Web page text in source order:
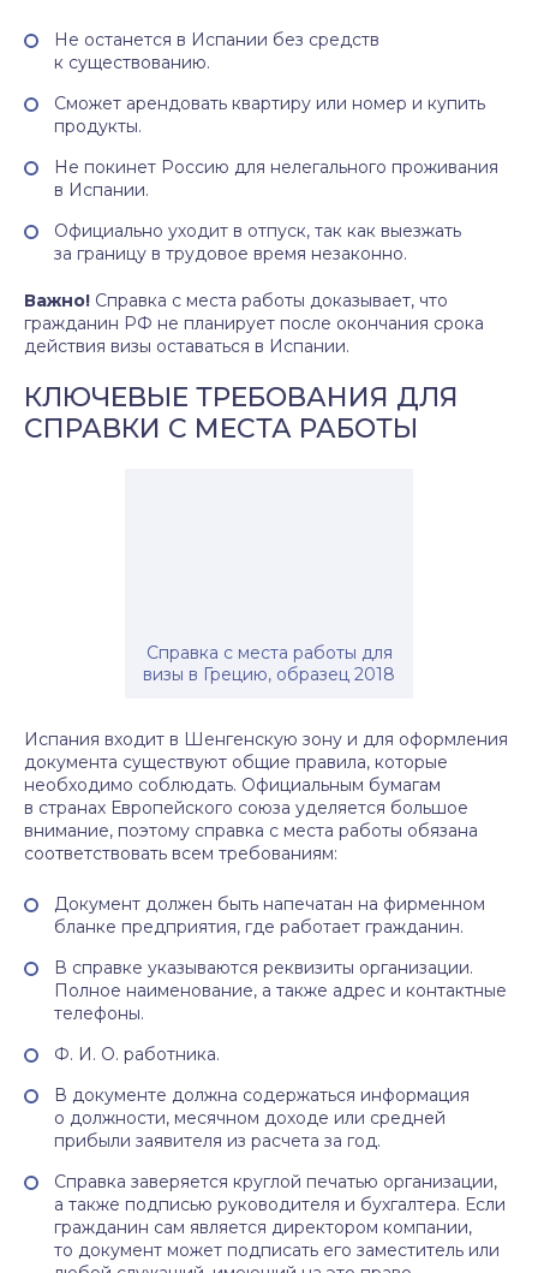
Не останется в Испании без средств
к существованию.
Сможет арендовать квартиру или номер и купить
продукты.
Не покинет Россию для нелегального проживания
в Испании.
Официально уходит в отпуск, так как выезжать
за границу в трудовое время незаконно.
Важно! Справка с места работы доказывает, что
гражданин РФ не планирует после окончания срока
действия визы оставаться в Испании.
КЛЮЧЕВЫЕ ТРЕБОВАНИЯ ДЛЯ
СПРАВКИ С МЕСТА РАБОТЫ
Справка с места работы для
визы в Грецию, образец 2018
Испания входит в Шенгенскую зону и для оформления
документа существуют общие правила, которые
необходимо соблюдать. Официальным бумагам
в странах Европейского союза уделяется большое
внимание, поэтому справка с места работы обязана
соответствовать всем требованиям:
Документ должен быть напечатан на фирменном
бланке предприятия, где работает гражданин.
В справке указываются реквизиты организации.
Полное наименование, а также адрес и контактные
телефоны.
Ф. И. О. работника.
В документе должна содержаться информация
о должности, месячном доходе или средней
прибыли заявителя из расчета за год.
Справка заверяется круглой печатью организации,
а также подписью руководителя и бухгалтера. Если
гражданин сам является директором компании,
то документ может подписать его заместитель или